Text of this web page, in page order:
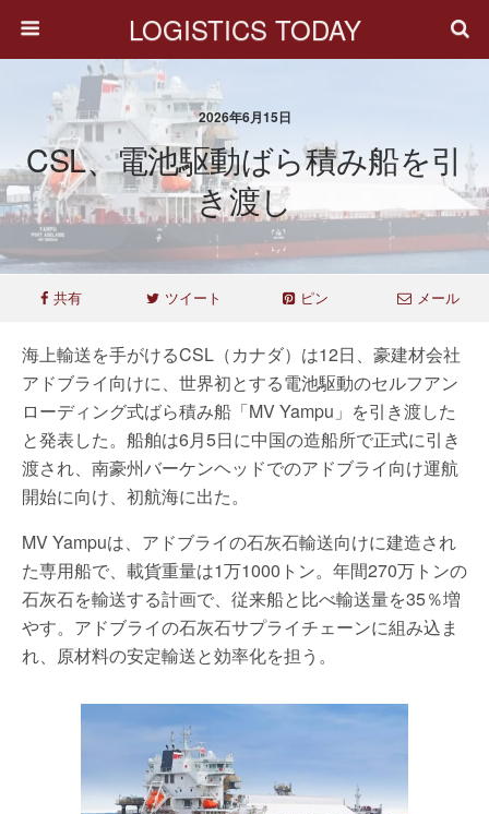
LOGISTICS TODAY
2026年6月15日
CSL、電池駆動ばら積み船を引
き渡し
共有 ツイート ピン メール
海上輸送を手がけるCSL（カナダ）は12日、豪建材会社
アドブライ向けに、世界初とする電池駆動のセルフアン
ローディング式ばら積み船「MV Yampu」を引き渡した
と発表した。船舶は6月5日に中国の造船所で正式に引き
渡され、南豪州バーケンヘッドでのアドブライ向け運航
開始に向け、初航海に出た。
MV Yampuは、アドブライの石灰石輸送向けに建造され
た専用船で、載貨重量は1万1000トン。年間270万トンの
石灰石を輸送する計画で、従来船と比べ輸送量を35％増
やす。アドブライの石灰石サプライチェーンに組み込ま
れ、原材料の安定輸送と効率化を担う。